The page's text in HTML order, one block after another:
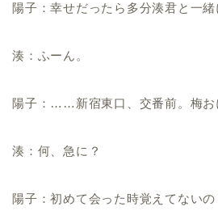
陽子：幸せだったら多分湊君と一緒
湊：ふーん。
陽子：……新宿東口、交番前。梅お
湊：何、急に？
陽子：初めて会った時覚えてないの